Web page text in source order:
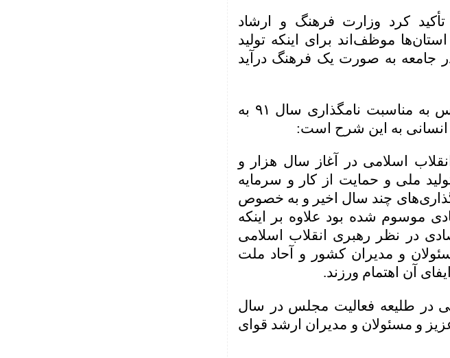
کرد وزارت فرهنگ و ارشاد
موظف‌اند برای اینکه تولید
جامعه به صورت یک فرهنگ درآید
متن کامل بیانیه کمیسیون فرهنگی مجلس به مناسبت نامگذاری سال ۹۱ به
انسانی به این شرح است:
اسلامی در آغاز سال هزار و
ملی و حمایت از کار و سرمایه
چند سال اخیر و به خصوص
موسوم شده بود علاوه بر اینکه
در نظر رهبری انقلاب اسلامی
و مدیران کشور و آحاد ملت
آن اهتمام ورزند.
در طلیعه فعالیت مجلس در سال
و مسئولان و مدیران ارشد قوای